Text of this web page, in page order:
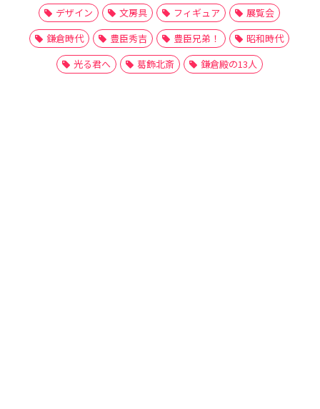
デザイン
文房具 フィギュア
展覧会
鎌倉時代
豊臣秀吉 豊臣兄弟！
昭和時代
光る君へ
葛飾北斎 鎌倉殿の13人